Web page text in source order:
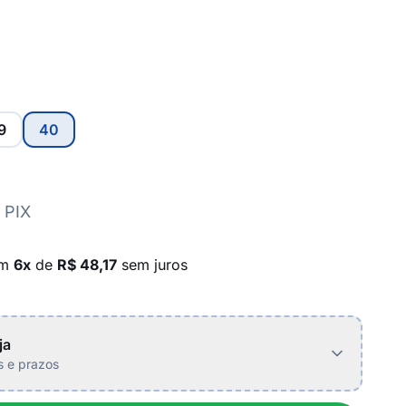
40
PIX
6x de R$ 48,17 sem juros
e prazos